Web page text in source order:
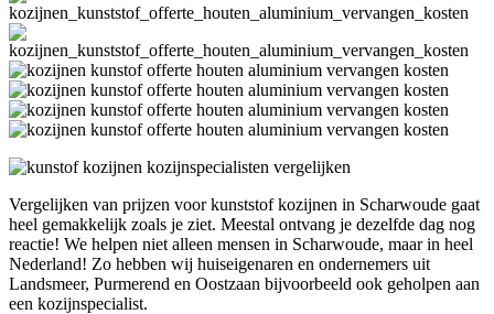
Vergelijken van prijzen voor kunststof kozijnen in Scharwoude gaat
heel gemakkelijk zoals je ziet. Meestal ontvang je dezelfde dag nog
reactie! We helpen niet alleen mensen in Scharwoude, maar in heel
Nederland! Zo hebben wij huiseigenaren en ondernemers uit
Landsmeer, Purmerend en Oostzaan bijvoorbeeld ook geholpen aan
een kozijnspecialist.